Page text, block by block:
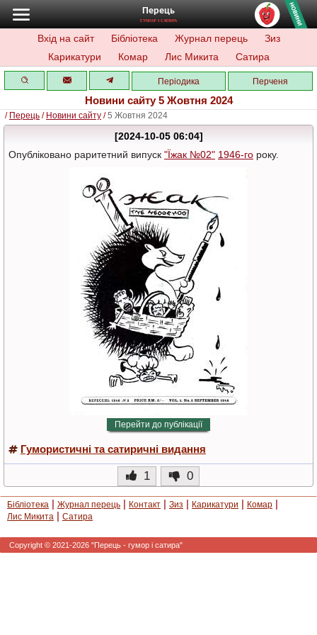
Перець
ГУМОР І САТИРА
Вхід на сайт Бібліотека Журнал перець
Зиз
Карикатури
Комар Лис Микита Сатира
Періодика Перченя
Новини сайту 5 Жовтня 2024
/ Перець / Новини сайту /5 Жовтня 2024
[2024-10-05 06:04]
Опубліковано раритетний випуск "Їжак №02" 1946-го року.
Перейти до публікації
Гумористичні та сатиричні видання
1 0
Бібліотека | Журнал перець | Контакт | Зиз | Карикатури | Комар |
Лис Микита | Сатира
Copyright © 2021-2026 "Перець - гумор і сатира"